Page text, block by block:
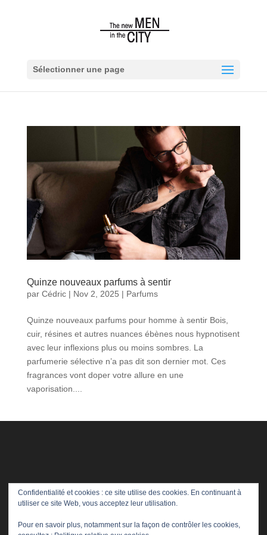
Sélectionner une page
Quinze nouveaux parfums à sentir
par Cédric| Nov 2, 2025 | Parfums
Quinze nouveaux parfums pour homme à sentir Bois,
cuir, résines et autres nuances ébènes nous hypnotisent
avec leur inflexions plus ou moins sombres. La
parfumerie sélective n’a pas dit son dernier mot. Ces
fragrances vont doper votre allure en une
vaporisation....
Confidentialité et cookies : ce site utilise des cookies. En continuant à
utiliser ce site Web, vous acceptez leur utilisation.
Pour en savoir plus, notamment sur la façon de contrôler les cookies,